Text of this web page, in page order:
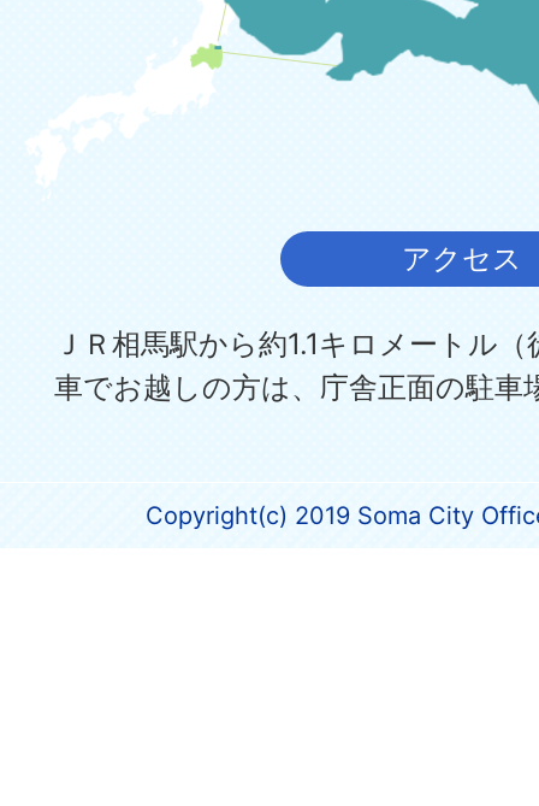
アクセス
ＪＲ相馬駅から約1.1キロメートル
車でお越しの方は、庁舎正面の駐車
Copyright(c) 2019 Soma City